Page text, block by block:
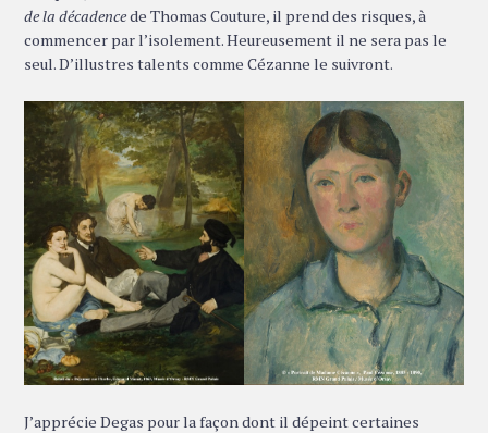
de la décadencede Thomas Couture, il prend des risques, à
commencer par l’isolement. Heureusement il ne sera pas le
seul. D’illustres talents comme Cézanne le suivront.
J’apprécie Degas pour la façon dont il dépeint certaines